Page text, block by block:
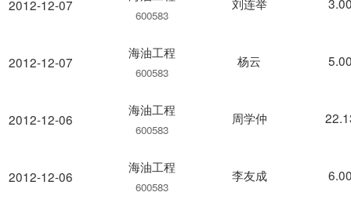
2012-12-07
2012-12-07
2012-12-06
2012-12-06
600583
海油工程
600583
杨云
海油工程
600583
周学仲
海油工程
600583
李友成